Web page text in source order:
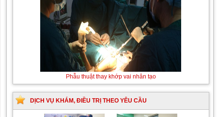
Phẫu thuật thay khớp vai nhân tạo
DỊCH VỤ KHÁM, ĐIỀU TRỊ THEO YÊU CẦU